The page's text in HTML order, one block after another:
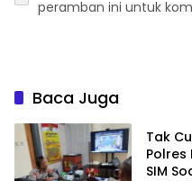
peramban ini untuk
Baca Juga
Tak
Polres
SIM